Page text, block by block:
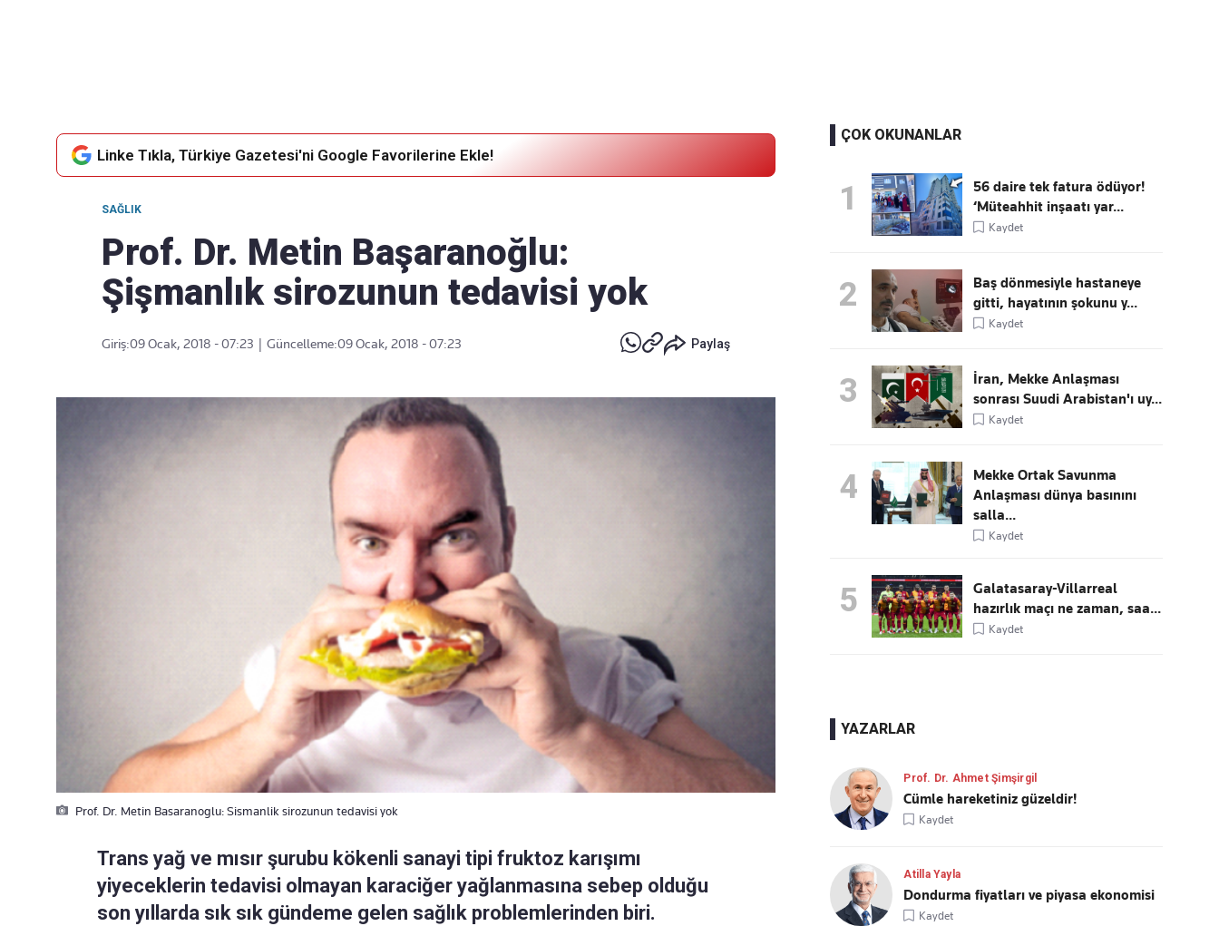
Linke Tıkla, Türkiye Gazetesi'ni Google Favorilerine Ekle!
SAĞLIK
Prof. Dr. Metin Başaranoğlu:
Şişmanlık sirozunun tedavisi yok
Giriş:09 Ocak, 2018 - 07:23 Güncelleme:09 Ocak, 2018 - 07:23 Paylaş
Prof. Dr. Metin Basaranoglu: Sismanlik sirozunun tedavisi yok
Trans yağ ve mısır şurubu kökenli sanayi tipi fruktoz karışımı
yiyeceklerin tedavisi olmayan karaciğer yağlanmasına sebep olduğu
son yıllarda sık sık gündeme gelen sağlık problemlerinden biri.
ÇOK OKUNANLAR
1
56 daire tek fatura ödüyor!
‘Müteahhit inşaatı yar...
Kaydet
2
Baş dönmesiyle hastaneye
gitti, hayatının şokunu y...
Kaydet
3
İran, Mekke Anlaşması
sonrası Suudi Arabistan'ı uy...
Kaydet
4
Mekke Ortak Savunma
Anlaşması dünya basınını
salla...
Kaydet
5
Galatasaray-Villarreal
hazırlık maçı ne zaman, saa...
Kaydet
YAZARLAR
Prof. Dr. Ahmet Şimşirgil
Cümle hareketiniz güzeldir!
Kaydet
Atilla Yayla
Dondurma fiyatları ve piyasa ekonomisi
Kaydet